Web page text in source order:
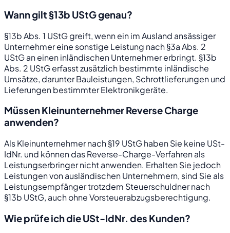
Wann gilt §13b UStG genau?
§13b Abs. 1 UStG greift, wenn ein im Ausland ansässiger
Unternehmer eine sonstige Leistung nach §3a Abs. 2
UStG an einen inländischen Unternehmer erbringt. §13b
Abs. 2 UStG erfasst zusätzlich bestimmte inländische
Umsätze, darunter Bauleistungen, Schrottlieferungen und
Lieferungen bestimmter Elektronikgeräte.
Müssen Kleinunternehmer Reverse Charge
anwenden?
Als Kleinunternehmer nach §19 UStG haben Sie keine USt-
IdNr. und können das Reverse-Charge-Verfahren als
Leistungserbringer nicht anwenden. Erhalten Sie jedoch
Leistungen von ausländischen Unternehmern, sind Sie als
Leistungsempfänger trotzdem Steuerschuldner nach
§13b UStG, auch ohne Vorsteuerabzugsberechtigung.
Wie prüfe ich die USt-IdNr. des Kunden?